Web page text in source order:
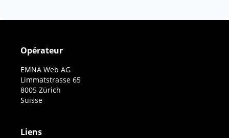
Opérateur
EMNA Web AG
Limmatstrasse 65
8005 Zürich
Suisse
Liens